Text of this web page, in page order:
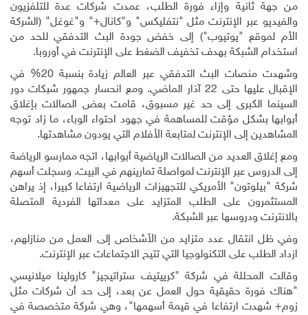
من جهة ثانية وإزاء فورة الطلب، عمدت شركات عدة للتلفزيون
والفيديو عبر الإنترنت مثل "نتفليكس" و"كانال+" و"غوغل" (الشركة
الأم لموقع "يوتيوب") إلى خفض جودة البث التدفقي للحد من
استخدام الشبكة بهدف تخفيف الضغط على الإنترنت في أوروبا.
وشهدت منصات البث التدفقي عبر العالم زيادة بنسبة 20% في
الإقبال عليها حتى 22 آذار الماضي. ومع انحسار جمهور شبكات دور
السينما الكبرى إلى حد غير مسبوق، قامت بعض الصالات بإغلاق
أبوابها بشكل مؤقت للمساهمة في جهود احتواء الوباء، ما زاد توجه
المشاهدين إلى الإنترنت لمتابعة الأفلام التي يودون مشاهدتها.
ومع إغلاق العديد من الصالات الرياضية أبوابها، اتجه ممارسو الرياضة
إلى الدروس عبر الإنترنت لمواصلة تمارينهم في البيت. وسجلت أسهم
شركة "بيلوتون" الأمريكي للتجهيزات الرياضية ارتفاعا كبيرا، إذ يراهن
المستثمرون على الطلب المتزايد على معداتها الفردية المتصلة
بالانترنت ودروسها عبر الشبكة.
وفي ظل انتقال عدد متزايد من الأشخاص إلى العمل من منازلهم،
ازداد الطلب على التكنولوجيا التي تتيح الاجتماعات عبر الإنترنت.
وقالت المحللة في شركة "كرييتيف ستراتيجيز" كارولينا ميلانيسي
"هناك فورة حقيقية حول العمل عن بعد، إلى حد أن شركات مثل
زوم+ شهدت ارتفاعا في قيمة أسهمها"، وهي شركة متخصصة في